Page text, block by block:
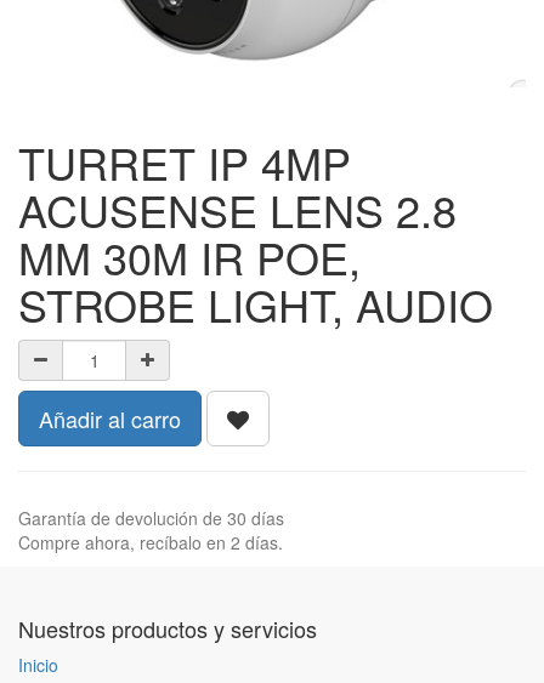
TURRET IP 4MP
ACUSENSE LENS 2.8
MM 30M IR POE,
STROBE LIGHT, AUDIO
Añadir al carro
Garantía de devolución de 30 días
Compre ahora, recíbalo en 2 días.
Nuestros productos y servicios
Inicio